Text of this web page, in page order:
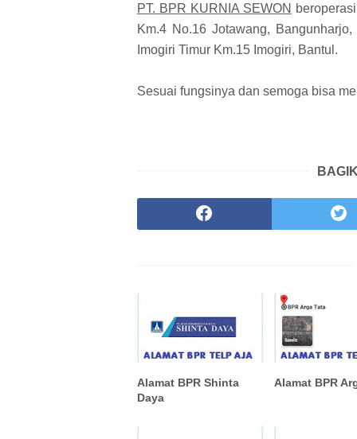
PT. BPR KURNIA SEWON
Km.4 No.16 Jotawang,
Imogiri Timur Km.15 Imogiri, Bantul.
Sesuai fungsinya dan semoga bisa
Alamat BPR Shinta
Daya
Alamat BPR